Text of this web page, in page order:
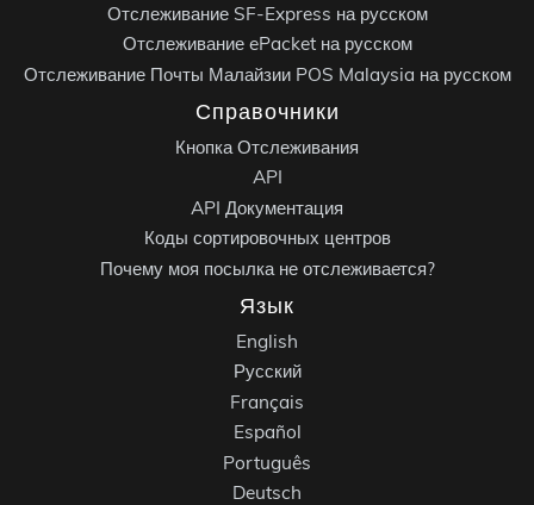
Отслеживание SF-Express на русском
Отслеживание ePacket на русском
Отслеживание Почты Малайзии POS Malaysia на русском
Справочники
Кнопка Отслеживания
API
API Документация
Коды сортировочных центров
Почему моя посылка не отслеживается?
Язык
English
Русский
Français
Español
Português
Deutsch